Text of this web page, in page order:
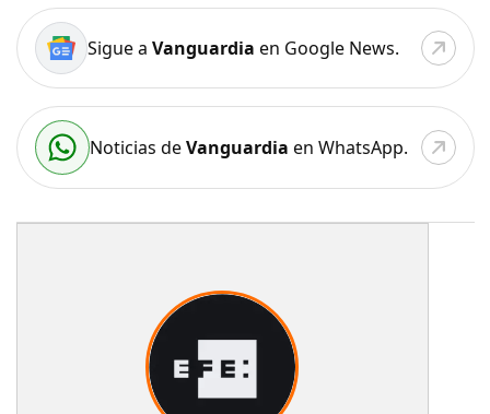
Sigue a Vanguardia en Google News.
Noticias deVanguardia en WhatsApp.